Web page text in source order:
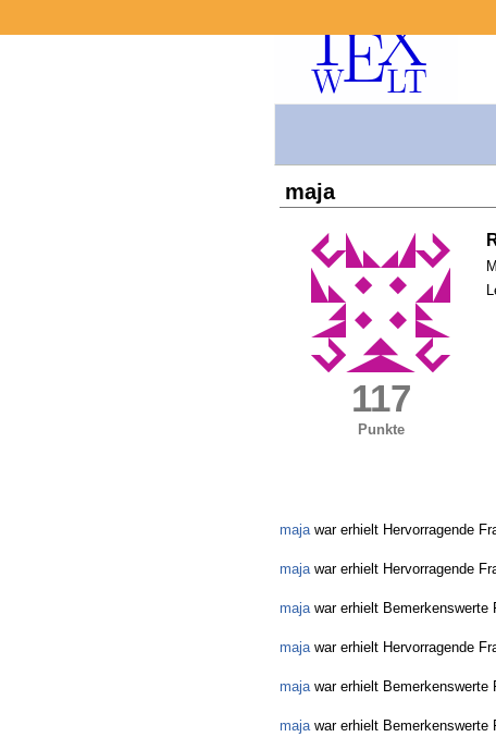
maja
117
Punkte
majawar erhielt Hervorragende
majawar erhielt Hervorragende
majawar erhielt Bemerkenswerte
majawar erhielt Hervorragende
majawar erhielt Bemerkenswerte
majawar erhielt Bemerkenswerte